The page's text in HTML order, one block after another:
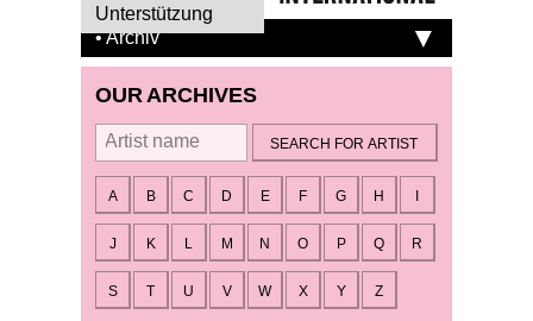
Festival Belluard
International
• Archiv
OUR ARCHIVES
A B C D E F G H
J K L M N O P Q R
S T U V W X Y Z
Unterstützung